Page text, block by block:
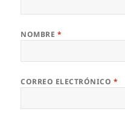
NOMBRE *
CORREO ELECTRÓNICO *